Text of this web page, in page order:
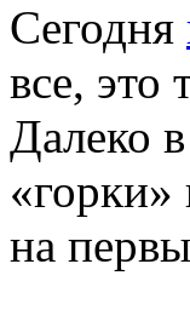
Сегодня
все, это
Далеко
«горки»
на